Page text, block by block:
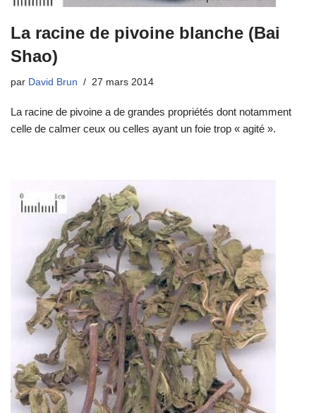
La racine de pivoine blanche (Bai
Shao)
par David Brun 27 mars 2014
La racine de pivoine a de grandes propriétés dont notamment
celle de calmer ceux ou celles ayant un foie trop « agité ».